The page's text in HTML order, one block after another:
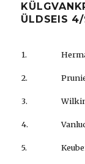
ÜLDSEIS
1.
2.
3.
4.
5.